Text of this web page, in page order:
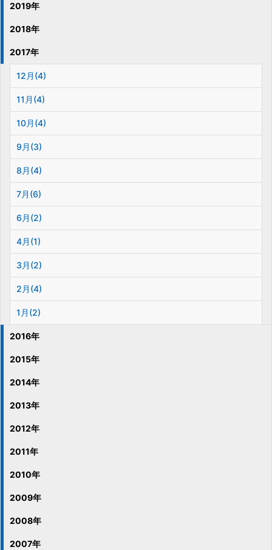
2019年
2018年
2017年
12月(4)
11月(4)
10月(4)
9月(3)
8月(4)
7月(6)
6月(2)
4月(1)
3月(2)
2月(4)
1月(2)
2016年
2015年
2014年
2013年
2012年
2011年
2010年
2009年
2008年
2007年